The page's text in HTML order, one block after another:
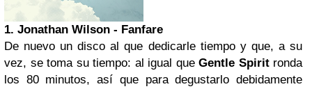
1. Jonathan Wilson - Fanfare
De nuevo un disco al que dedicarle tiempo y que, a su
vez, se toma su tiempo: al igual que Gentle Spiritronda
los 80 minutos, así que para degustarlo debidamente